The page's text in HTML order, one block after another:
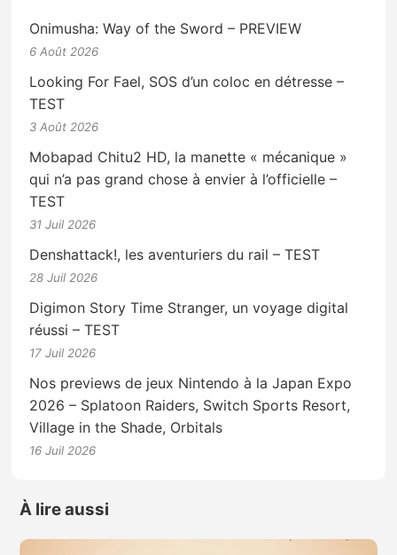
Onimusha: Way of the Sword – PREVIEW
6 Août 2026
Looking For Fael, SOS d’un coloc en détresse –
TEST
3 Août 2026
Mobapad Chitu2 HD, la manette « mécanique »
qui n’a pas grand chose à envier à l’officielle –
TEST
31 Juil 2026
Denshattack!, les aventuriers du rail – TEST
28 Juil 2026
Digimon Story Time Stranger, un voyage digital
réussi – TEST
17 Juil 2026
Nos previews de jeux Nintendo à la Japan Expo
2026 – Splatoon Raiders, Switch Sports Resort,
Village in the Shade, Orbitals
16 Juil 2026
À lire aussi